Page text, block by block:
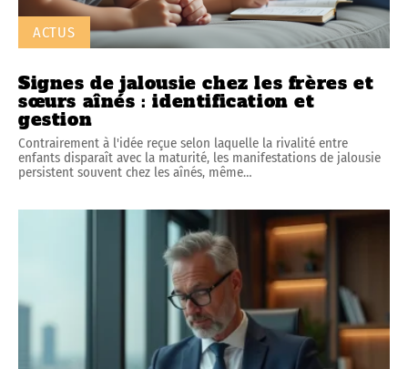
ACTUS
Signes de jalousie chez les frères et
sœurs aînés : identification et
gestion
Contrairement à l'idée reçue selon laquelle la rivalité entre
enfants disparaît avec la maturité, les manifestations de jalousie
persistent souvent chez les aînés, même…